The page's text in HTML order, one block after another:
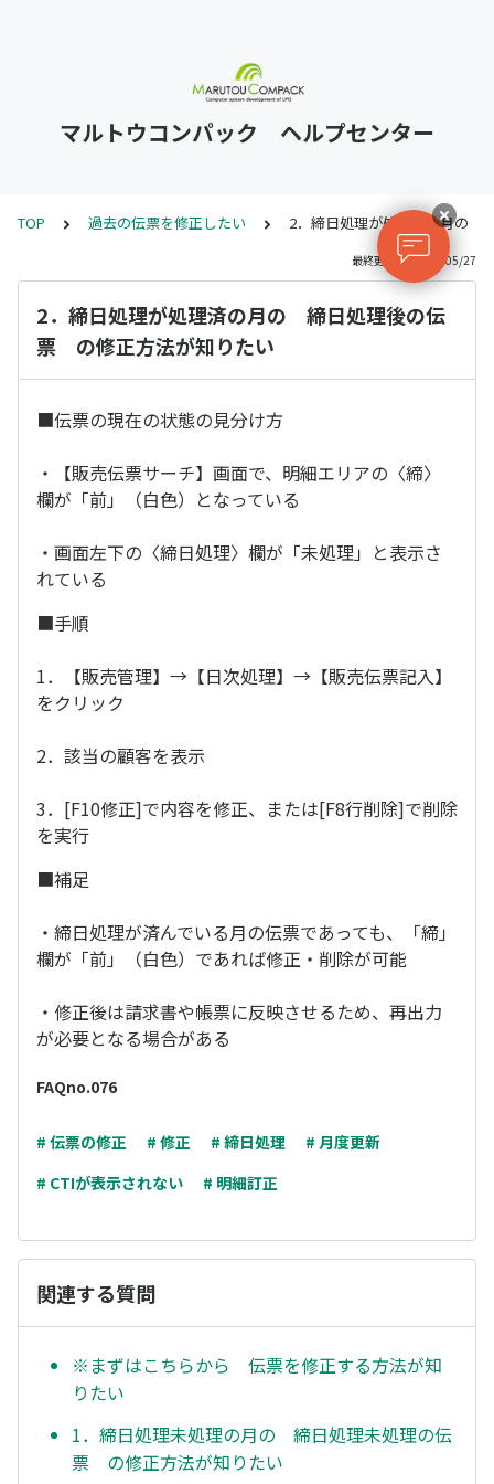
マルトウコンパック ヘルプセンター
TOP 過去の伝票を修正したい 2．締日処理が処理済の月の
最終更新日 : 2025/05/27
2．締日処理が処理済の月の 締日処理後の伝
票 の修正方法が知りたい
■伝票の現在の状態の見分け方
・【販売伝票サーチ】画面で、明細エリアの〈締〉
欄が「前」（白色）となっている
・画面左下の〈締日処理〉欄が「未処理」と表示さ
れている
■手順
1．【販売管理】→【日次処理】→【販売伝票記入】
をクリック
2．該当の顧客を表示
3．[F10修正]で内容を修正、または[F8行削除]で削除
を実行
■補足
・締日処理が済んでいる月の伝票であっても、「締」
欄が「前」（白色）であれば修正・削除が可能
・修正後は請求書や帳票に反映させるため、再出力
が必要となる場合がある
FAQno.076
# 伝票の修正 # 修正 # 締日処理
# 月度更新
# CTIが表示されない
# 明細訂正
関連する質問
※まずはこちらから 伝票を修正する方法が知
りたい
1．締日処理未処理の月の 締日処理未処理の伝
票 の修正方法が知りたい